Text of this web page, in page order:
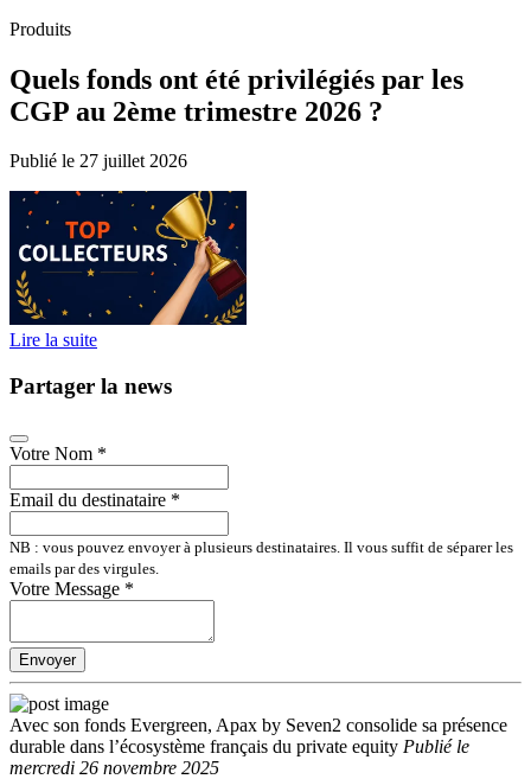
Produits
Quels fonds ont été privilégiés par les
CGP au 2ème trimestre 2026 ?
Publié le 27 juillet 2026
Lire la suite
Partager la news
Votre Nom *
Email du destinataire *
NB : vous pouvez envoyer à plusieurs destinataires. Il vous suffit de séparer les
emails par des virgules.
Votre Message *
Envoyer
Avec son fonds Evergreen, Apax by Seven2 consolide sa présence
durable dans l’écosystème français du private equity Publiéle
mercredi 26 novembre 2025